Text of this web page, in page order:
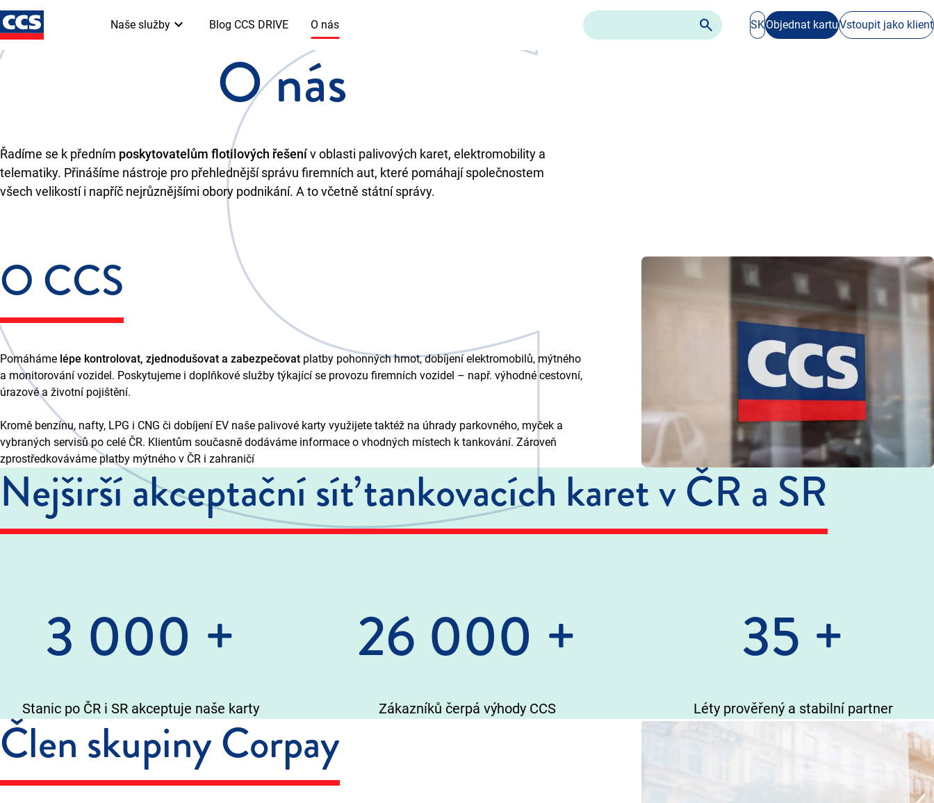
O nás
Řadíme se k předním poskytovatelům flotilových řešenív oblasti palivových karet, elektromobility a
telematiky. Přinášíme nástroje pro přehlednější správu firemních aut, které pomáhají společnostem
všech velikostí i napříč nejrůznějšími obory podnikání. A to včetně státní správy.
O CCS
Pomáháme lépe kontrolovat, zjednodušovat a zabezpečovat platby pohonných hmot, dobíjení elektromobilů, mýtného
a monitorování vozidel. Poskytujeme i doplňkové služby týkající se provozu firemních vozidel – např. výhodné cestovní,
úrazové a životní pojištění.
Kromě benzínu, nafty, LPG i CNG či dobíjení EV naše palivové karty využijete taktéž na úhrady parkovného, myček a
vybraných servisů po celé ČR. Klientům současně dodáváme informace o vhodných místech k tankování. Zároveň
zprostředkováváme platby mýtného v ČR i zahraničí
Nejširší akceptační síť tankovacích karet v ČR a SR
3 000 +
Stanic po ČR i SR akceptuje naše karty
26 000 +
Zákazníků čerpá výhody CCS
35 +
Léty prověřený a stabilní partner
Člen skupiny Corpay
Naše služby keyboard_arrow_down Blog CCS DRIVE O nás  SKObjednat kartuVstoupit jako klient